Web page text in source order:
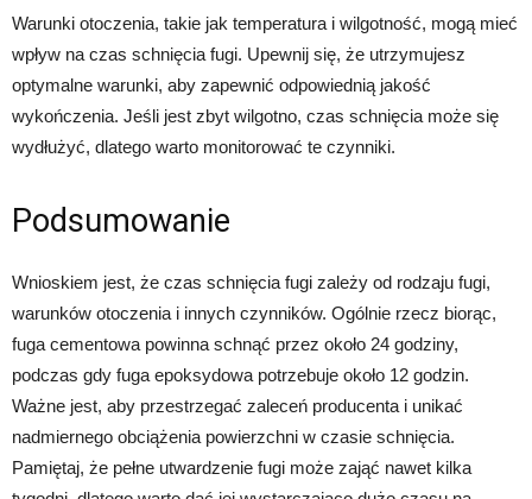
Warunki otoczenia, takie jak temperatura i wilgotność, mogą mieć
wpływ na czas schnięcia fugi. Upewnij się, że utrzymujesz
optymalne warunki, aby zapewnić odpowiednią jakość
wykończenia. Jeśli jest zbyt wilgotno, czas schnięcia może się
wydłużyć, dlatego warto monitorować te czynniki.
Podsumowanie
Wnioskiem jest, że czas schnięcia fugi zależy od rodzaju fugi,
warunków otoczenia i innych czynników. Ogólnie rzecz biorąc,
fuga cementowa powinna schnąć przez około 24 godziny,
podczas gdy fuga epoksydowa potrzebuje około 12 godzin.
Ważne jest, aby przestrzegać zaleceń producenta i unikać
nadmiernego obciążenia powierzchni w czasie schnięcia.
Pamiętaj, że pełne utwardzenie fugi może zająć nawet kilka